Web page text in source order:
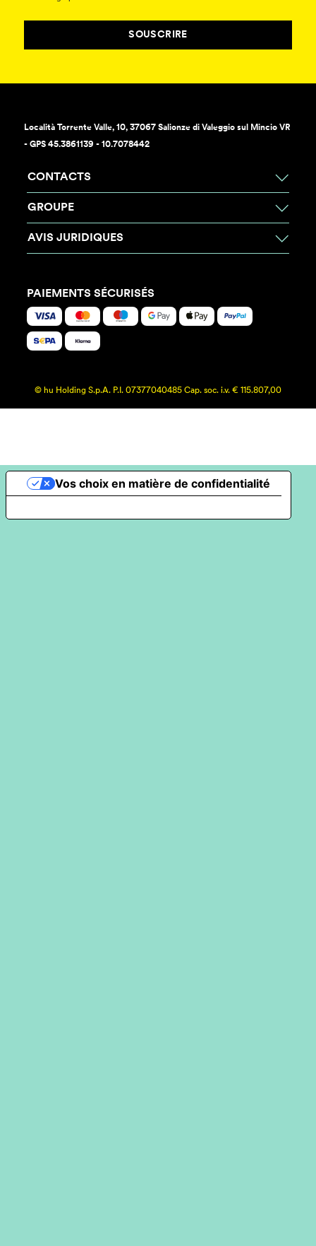
SOUSCRIRE
Località Torrente Valle, 10, 37067 Salionze di Valeggio sul Mincio VR
- GPS 45.3861139 - 10.7078442
CONTACTS
GROUPE
AVIS JURIDIQUES
PAIEMENTS SÉCURISÉS
© hu Holding S.p.A. P.I. 07377040485 Cap. soc. i.v. € 115.807,00
Vos choix en matière de confidentialité